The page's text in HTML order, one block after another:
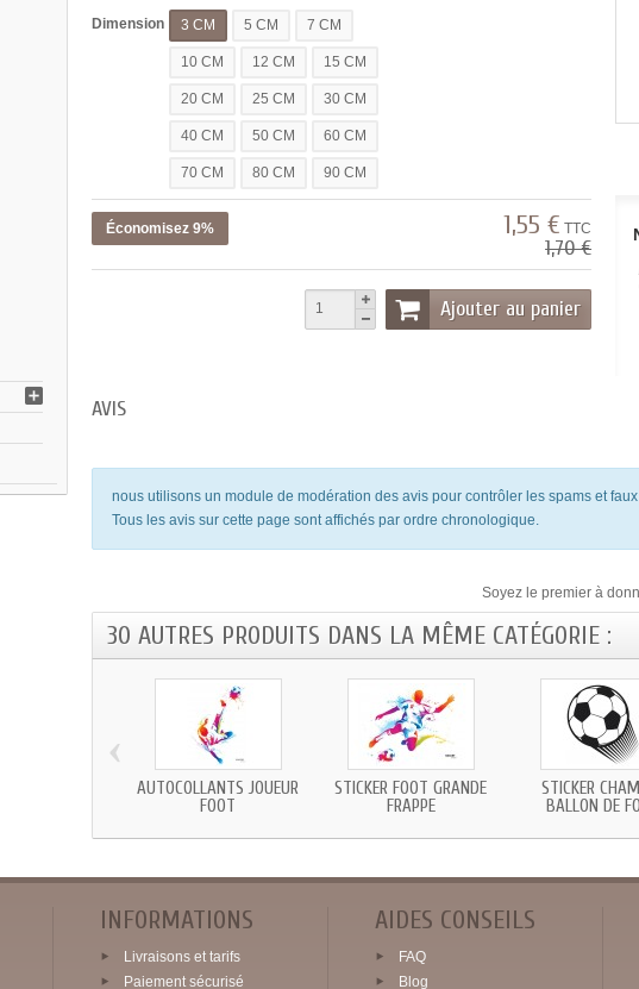
Dimension 3 CM 5 CM 7 CM
10 CM 12 CM 15 CM
20 CM 25 CM 30 CM
40 CM 50 CM 60 CM
70 CM 80 CM 90 CM
Économisez 9% 1,55 € TTC
1,70 €
Ajouter au panier
AVIS
nous utilisons un module de modération des avis pour contrôler les spams et
Tous les avis sur cette page sont affichés par ordre chronologique.
Soyez le premier à
30 AUTRES PRODUITS DANS LA MÊME CATÉGORIE :
AUTOCOLLANTS JOUEUR
FOOT
STICKER FOOT GRANDE
FRAPPE
STICKER
BALLON DE
‹
INFORMATIONS
Livraisons et tarifs
Paiement sécurisé
AIDES CONSEILS
FAQ
Blog